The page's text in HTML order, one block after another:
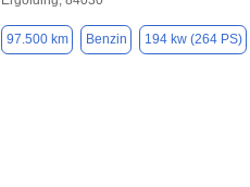
97.500 km Benzin 194 kw (264 PS)